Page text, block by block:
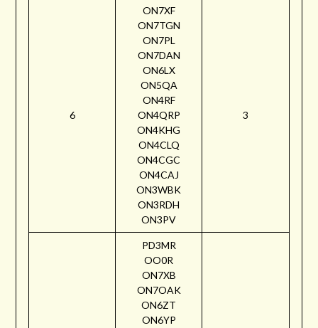
6
ON7XF
ON7TGN
ON7PL
ON7DAN
ON6LX
ON5QA
ON4RF
ON4QRP
ON4KHG
ON4CLQ
ON4CGC
ON4CAJ
ON3WBK
ON3RDH
ON3PV
3
PD3MR
OO0R
ON7XB
ON7OAK
ON6ZT
ON6YP